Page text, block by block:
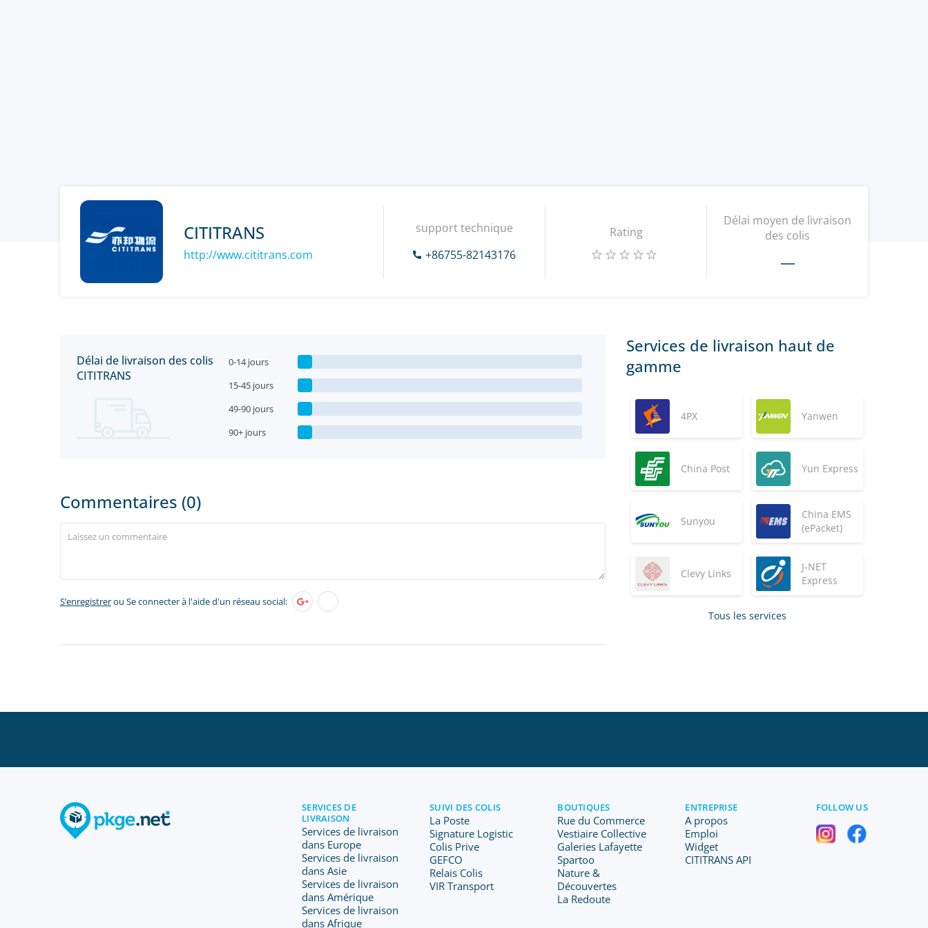
CITITRANS
http://www.cititrans.com
support technique
+86755-82143176
Rating
Délai moyen de livraison
des colis
—
Délai de livraison des colis
CITITRANS
0-14 jours
15-45 jours
49-90 jours
90+ jours
Commentaires (0)
S’enregistrerou Se connecter à l'aide d'un réseau social:
Services de livraison haut de
gamme
4PX Yanwen
China Post Yun Express
Sunyou
China EMS
(ePacket)
Clevy Links
J-NET
Express
Tous les services
SERVICES DE
LIVRAISON
Services de livraison
dans Europe
Services de livraison
dans Asie
Services de livraison
dans Amérique
Services de livraison
dans Afrique
SUIVI DES COLIS
La Poste
Signature Logistic
Colis Prive
GEFCO
Relais Colis
VIR Transport
BOUTIQUES
Rue du Commerce
Vestiaire Collective
Galeries Lafayette
Spartoo
Nature &
Découvertes
La Redoute
ENTREPRISE
A propos
Emploi
Widget
CITITRANS API
FOLLOW US